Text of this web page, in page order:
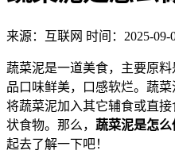
来源：互联网 时间：2025-09-
蔬菜泥是一道美食，主要原
品口味鲜美，口感软烂。蔬
将蔬菜泥加入其它辅食或直
状食物。那么， 蔬菜泥是怎么
起去了解一下吧！